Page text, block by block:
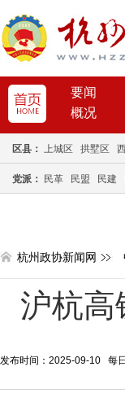
要闻
概况
区县： 上城区 拱墅区
党派： 民革 民盟 民建
杭州政协新闻网
沪杭高
发布时间：2025-09-10 每